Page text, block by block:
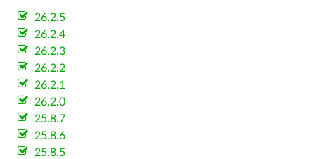
26.2.5
26.2.4
26.2.3
26.2.2
26.2.1
26.2.0
25.8.7
25.8.6
25.8.5